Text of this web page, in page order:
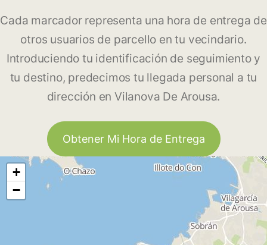
Cada marcador representa una hora de entrega de
otros usuarios de parcello en tu vecindario.
Introduciendo tu identificación de seguimiento y
tu destino, predecimos tu llegada personal a tu
dirección en Vilanova De Arousa.
Obtener Mi Hora de Entrega
+
−